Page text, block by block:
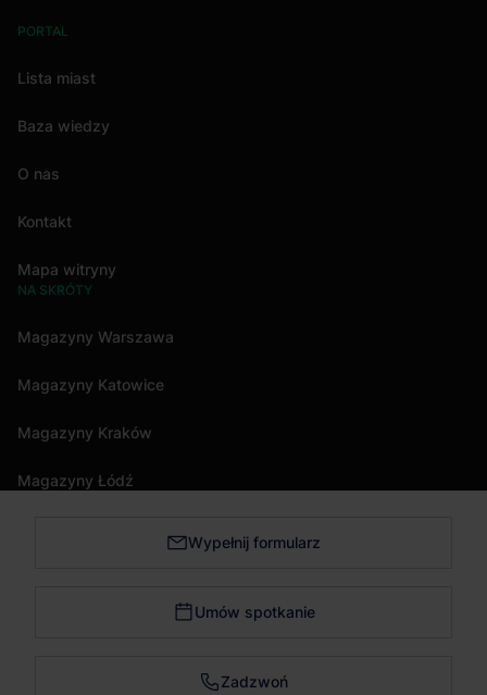
PORTAL
Lista miast
Baza wiedzy
O nas
Kontakt
Mapa witryny
NA SKRÓTY
Magazyny Warszawa
Magazyny Katowice
Magazyny Kraków
Magazyny Łódź
Magazyny Trójmiasto Wypełnij formularz
Umów spotkanie
Zadzwoń